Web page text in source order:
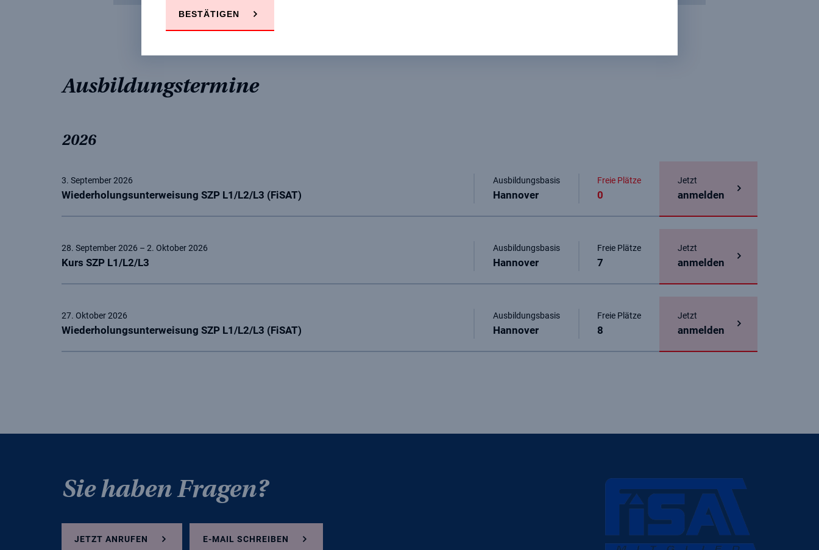
Ausbildungstermine
2026
3. September 2026
Wiederholungsunterweisung SZP L1/L2/L3 (FiSAT)
Ausbildungsbasis
Hannover
Freie Plätze
0
Jetzt
anmelden
28. September 2026 – 2. Oktober 2026
Kurs SZP L1/L2/L3
Ausbildungsbasis
Hannover
Freie Plätze
7
Jetzt
anmelden
27. Oktober 2026
Wiederholungsunterweisung SZP L1/L2/L3 (FiSAT)
Ausbildungsbasis
Hannover
Freie Plätze
8
Jetzt
anmelden
Sie haben Fragen?
JETZT ANRUFEN E-MAIL SCHREIBEN
BESTÄTIGEN